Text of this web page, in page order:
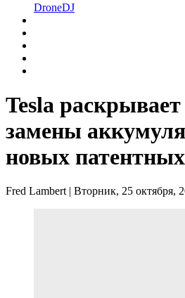
DroneDJ
Tesla
замены
новых
Fred Lambert| Вторник, 25 октября,